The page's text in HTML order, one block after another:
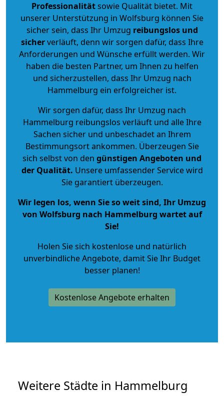
Professionalitätsowie Qualität bietet. Mit
unserer Unterstützung in Wolfsburg können Sie
sicher sein, dass Ihr Umzug reibungslos und
sicherverläuft, denn wir sorgen dafür, dass Ihre
Anforderungen und Wünsche erfüllt werden. Wir
haben die besten Partner, um Ihnen zu helfen
und sicherzustellen, dass Ihr Umzug nach
Hammelburg ein erfolgreicher ist.
Wir sorgen dafür, dass Ihr Umzug nach
Hammelburg reibungslos verläuft und alle Ihre
Sachen sicher und unbeschadet an Ihrem
Bestimmungsort ankommen. Überzeugen Sie
sich selbst von den günstigen Angeboten und
der Qualität. Unsere umfassender Service wird
Sie garantiert überzeugen.
Wir legen los, wenn Sie so weit sind, Ihr Umzug
von Wolfsburg nach Hammelburg wartet auf
Sie!
Holen Sie sich kostenlose und natürlich
unverbindliche Angebote, damit Sie Ihr Budget
besser planen!
Kostenlose Angebote erhalten
Weitere Städte in Hammelburg